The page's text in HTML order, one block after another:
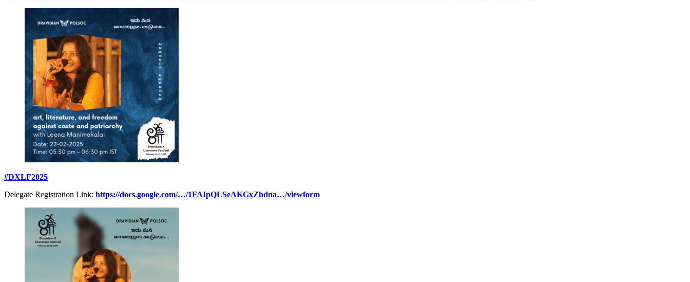
#DXLF2025
Delegate Registration Link: https://docs.google.com/…/1FAIpQLSeAKGxZhdna…/viewform